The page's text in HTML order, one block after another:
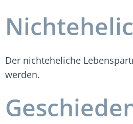
Der nichteheliche
werden.